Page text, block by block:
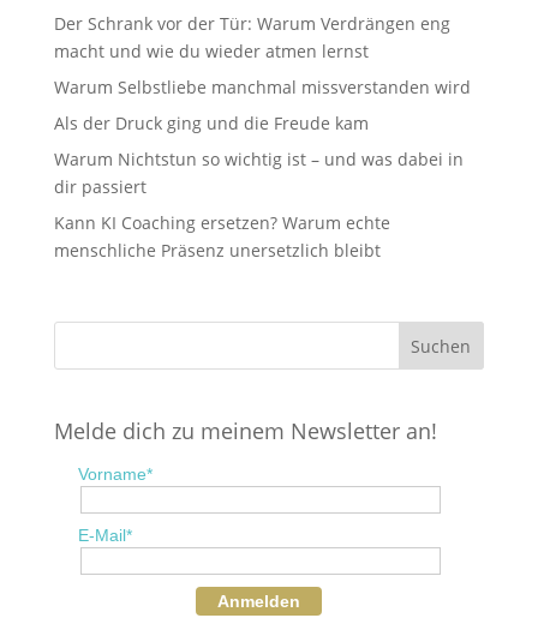
Der Schrank vor der Tür: Warum Verdrängen eng
macht und wie du wieder atmen lernst
Warum Selbstliebe manchmal missverstanden wird
Als der Druck ging und die Freude kam
Warum Nichtstun so wichtig ist – und was dabei in
dir passiert
Kann KI Coaching ersetzen? Warum echte
menschliche Präsenz unersetzlich bleibt
Melde dich zu meinem Newsletter an!
Vorname*
E-Mail*
Anmelden